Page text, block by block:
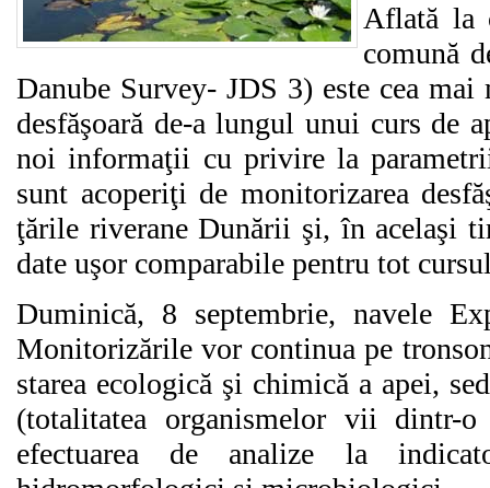
Aflată la
comună
Danube Survey- JDS 3) este cea
desfăşoară de-a lungul unui curs de
noi informaţii cu privire la
sunt acoperiţi de monitorizarea
ţările riverane Dunării şi, în acelaşi
date uşor comparabile pentru tot
Duminică, 8 septembrie, navele
Monitorizările vor continua pe
starea ecologică şi chimică a apei,
(totalitatea organismelor vii dintr-
efectuarea de analize la